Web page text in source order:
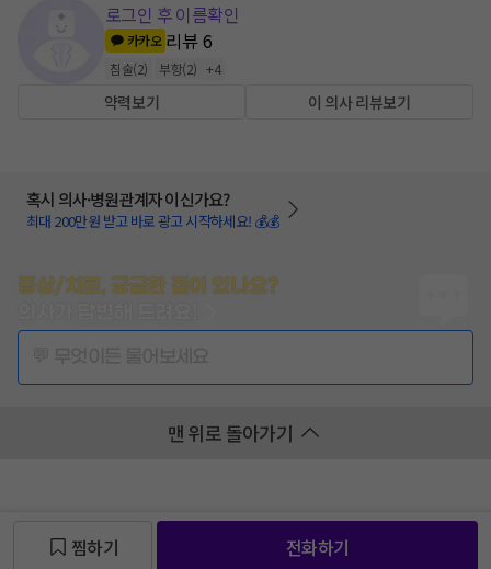
로그인 후 이름확인
카카오 리뷰6
침술(2) 부항(2) +4
약력보기 이 의사 리뷰보기
혹시 의사·병원관계자 이신가요?
최대 200만원 받고 바로 광고 시작하세요! 💰💰
증상/치료, 궁금한 점이 있나요?
맨 위로 돌아가기
찜하기 전화하기